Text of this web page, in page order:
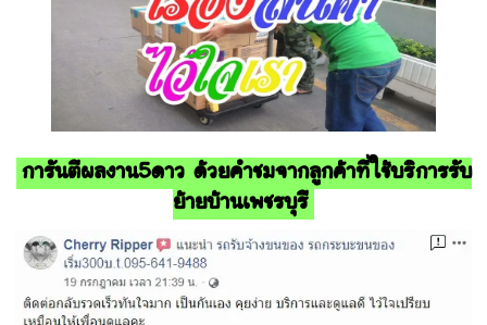
การันตีผลงาน5ดาว ด้วยคำชมจากลูกค้าที่ใช้บริการรับ
ย้ายบ้านเพชรบุรี